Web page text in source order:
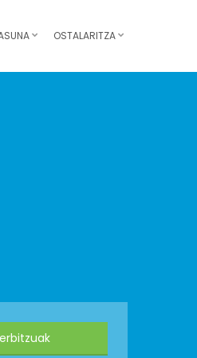
OSTALARITZA